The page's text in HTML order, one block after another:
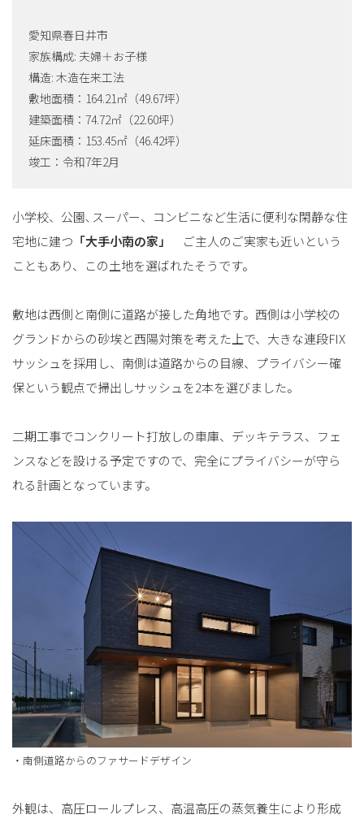
愛知県春日井市
家族構成: 夫婦＋お子様
構造: 木造在来工法
敷地面積：164.21㎡（49.67坪）
建築面積：74.72㎡（22.60坪）
延床面積：153.45㎡（46.42坪）
竣工：令和7年2月
小学校、公園､スーパー、コンビニなど生活に便利な閑静な住
宅地に建つ 「大手小南の家」 ご主人のご実家も近いという
こともあり、この土地を選ばれたそうです。
敷地は西側と南側に道路が接した角地です。西側は小学校の
グランドからの砂埃と西陽対策を考えた上で、大きな連段FIX
サッシュを採用し、南側は道路からの目線、プライバシー確
保という観点で掃出しサッシュを2本を選びました。
二期工事でコンクリート打放しの車庫、デッキテラス、フェ
ンスなどを設ける予定ですので、完全にプライバシーが守ら
れる計画となっています。
・南側道路からのファサードデザイン
外観は、高圧ロールプレス、高温高圧の蒸気養生により形成